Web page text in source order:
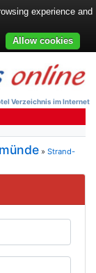
Verzeichnis im Internet
» Strand-
experience and
Allow cookies